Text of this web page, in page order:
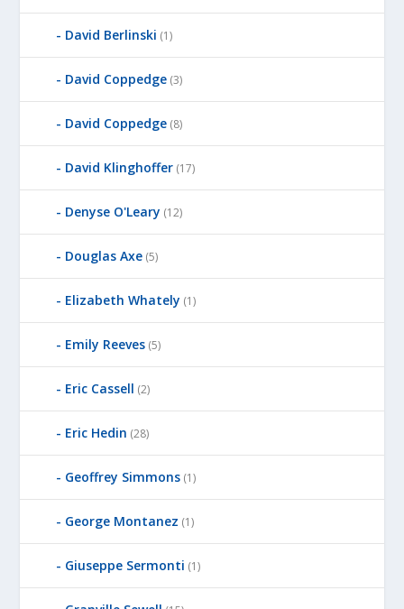
David Berlinski (1)
David Coppedge (3)
David Coppedge (8)
David Klinghoffer (17)
Denyse O'Leary (12)
Douglas Axe (5)
Elizabeth Whately (1)
Emily Reeves (5)
Eric Cassell (2)
Eric Hedin (28)
Geoffrey Simmons (1)
George Montanez (1)
Giuseppe Sermonti (1)